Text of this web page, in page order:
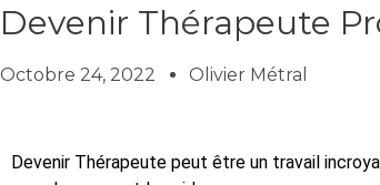
Devenir Thérapeute
Octobre 24, 2022 Olivier Métral
Devenir Thérapeute peut être un travail